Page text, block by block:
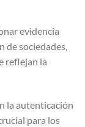
evidencia
de sociedades,
reflejan la
la autenticación
para los